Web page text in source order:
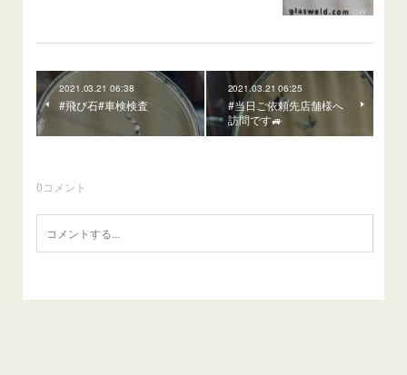
2021.03.21 06:38
#飛び石#車検検査
2021.03.21 06:25
#当日ご依頼先店舗様へ
訪問です🚙
0コメント